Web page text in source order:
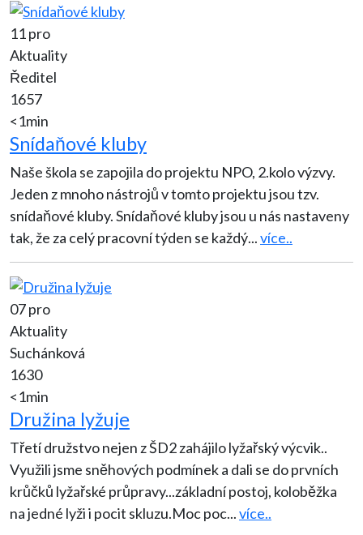
11 pro
Aktuality
Ředitel
1657
<1min
Snídaňové kluby
Naše škola se zapojila do projektu NPO, 2.kolo výzvy.
Jeden z mnoho nástrojů v tomto projektu jsou tzv.
snídaňové kluby. Snídaňové kluby jsou u nás nastaveny
tak, že za celý pracovní týden se každý...více..
07 pro
Aktuality
Suchánková
1630
<1min
Družina lyžuje
Třetí družstvo nejen z ŠD2 zahájilo lyžařský výcvik..
Využili jsme sněhových podmínek a dali se do prvních
krůčků lyžařské průpravy...základní postoj, koloběžka
na jedné lyži i pocit skluzu.Moc poc...více..